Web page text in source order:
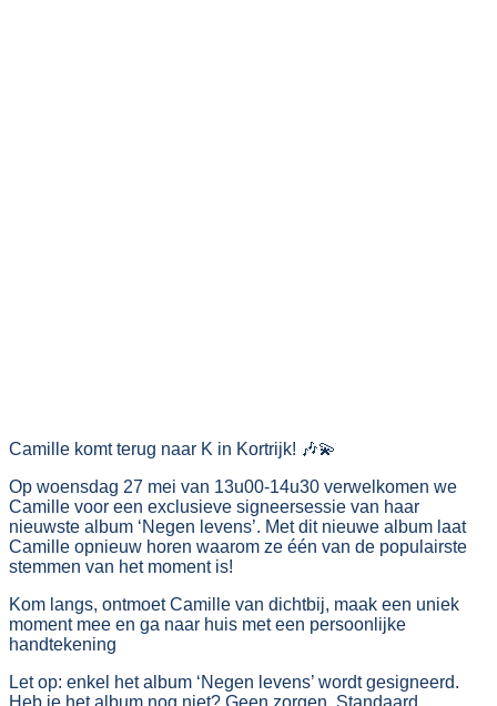
Camille komt terug naar K in Kortrijk! 🎶💫
Op woensdag 27 mei van 13u00-14u30 verwelkomen we
Camille voor een exclusieve signeersessie van haar
nieuwste album ‘Negen levens’. Met dit nieuwe album laat
Camille opnieuw horen waarom ze één van de populairste
stemmen van het moment is!
Kom langs, ontmoet Camille van dichtbij, maak een uniek
moment mee en ga naar huis met een persoonlijke
handtekening
Let op: enkel het album ‘Negen levens’ wordt gesigneerd.
Heb je het album nog niet? Geen zorgen, Standaard